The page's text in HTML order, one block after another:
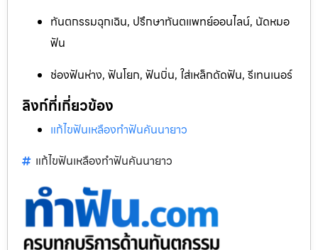
ทันตกรรมฉุกเฉิน, ปรึกษาทันตแพทย์ออนไลน์, นัดหมอ
ฟัน
ช่องฟันห่าง, ฟันโยก, ฟันบิ่น, ใส่เหล็กดัดฟัน, รีเทนเนอร์
ลิงก์ที่เกี่ยวข้อง
แก้ไขฟันเหลืองทำฟันคันนายาว
แก้ไขฟันเหลืองทำฟันคันนายาว